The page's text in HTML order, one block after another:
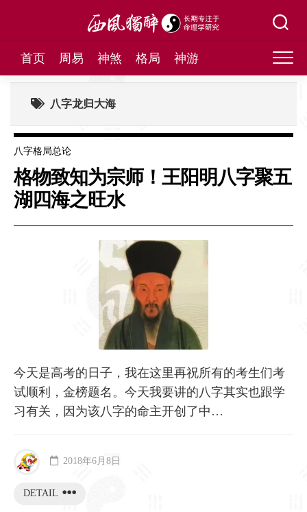
首页 周易 神煞 格局 神游
八字龙归大海
八字格局总论
格物致知为宗师！王阳明八字聚五
湖四海之旺水
今天是高考的日子，我在这里再祝所有的考生们考
试顺利，金榜题名。今天我要讲的八字其实也跟学
习有关，因为该八字的命主开创了中…
DETAIL
2018年6月8日